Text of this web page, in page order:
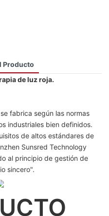
Producto
de luz roja.
fabrica según las normas
industriales bien definidos.
de altos estándares de
Sunsred Technology
al principio de gestión de
sincero".